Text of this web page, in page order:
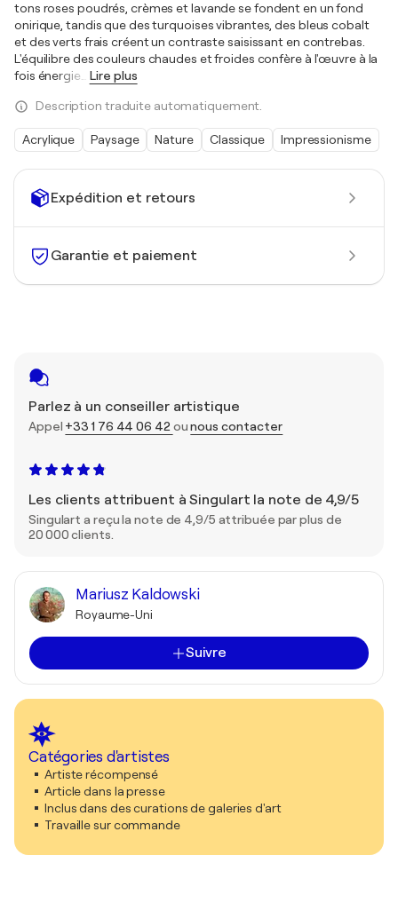
Expédition et retours
Garantie et paiement
Parlez à un conseiller artistique
Appel +33 1 76 44 06 42ounous contacter
Les clients attribuent à Singulart la note de 4,9/5
Singulart a reçu la note de 4,9/5 attribuée par plus de
20 000 clients.
Mariusz Kaldowski
Royaume-Uni
Suivre
Catégories d'artistes
Artiste récompensé
Article dans la presse
Inclus dans des curations de galeries d'art
Travaille sur commande
tons roses poudrés, crèmes et lavande se fondent en un fond
onirique, tandis que des turquoises vibrantes, des bleus cobalt
et des verts frais créent un contraste saisissant en contrebas.
L'équilibre des couleurs chaudes et froides confère à l'œuvre à la
fois énergie… Lire plus
Description traduite automatiquement.
Acrylique Paysage Nature Classique Impressionisme